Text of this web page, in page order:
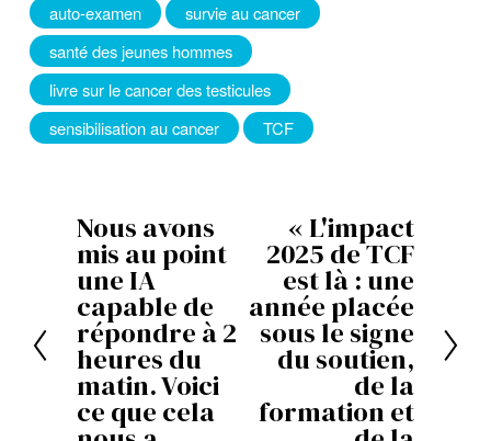
auto-examen
survie au cancer
santé des jeunes hommes
livre sur le cancer des testicules
sensibilisation au cancer
TCF
P
r
é
c
é
d
e
Nous avons
mis au point
une IA
capable de
répondre à 2
heures du
matin. Voici
ce que cela
« L'impact
2025 de TCF
est là : une
année placée
sous le signe
du soutien,
de la
formation et